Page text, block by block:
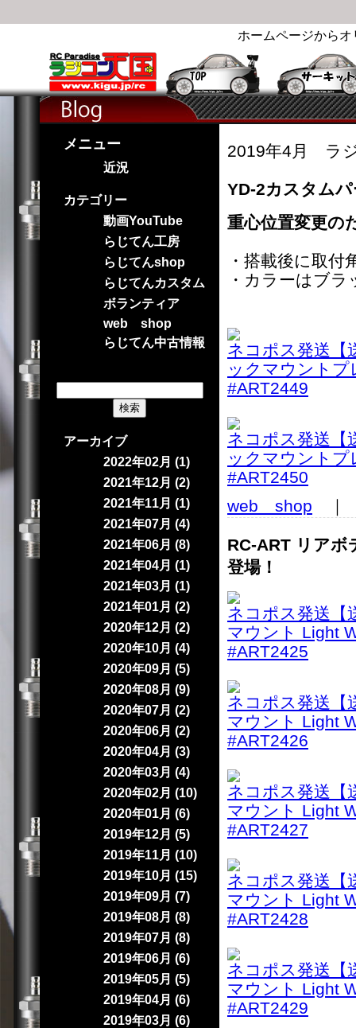
ホームページから
2019年4月 ラ
YD-2カスタム
重心位置変更の
・搭載後に取付
・カラーはブ
ネコポス発送【
ックマウント
#ART2449
ネコポス発送【
ックマウント
#ART2450
web shop ｜
RC-ART リア
登場！
ネコポス発送【
マウント Light
#ART2425
ネコポス発送【
マウント Light
#ART2426
ネコポス発送【
マウント Light
#ART2427
ネコポス発送【
マウント Light
#ART2428
ネコポス発送【
マウント Light
#ART2429
メニュー
近況
カテゴリー
動画YouTube
らじてん工房
らじてんshop
らじてんカスタム
ボランティア
web shop
らじてん中古情報
アーカイブ
2022年02月 (1)
2021年12月 (2)
2021年11月 (1)
2021年07月 (4)
2021年06月 (8)
2021年04月 (1)
2021年03月 (1)
2021年01月 (2)
2020年12月 (2)
2020年10月 (4)
2020年09月 (5)
2020年08月 (9)
2020年07月 (2)
2020年06月 (2)
2020年04月 (3)
2020年03月 (4)
2020年02月 (10)
2020年01月 (6)
2019年12月 (5)
2019年11月 (10)
2019年10月 (15)
2019年09月 (7)
2019年08月 (8)
2019年07月 (8)
2019年06月 (6)
2019年05月 (5)
2019年04月 (6)
2019年03月 (6)